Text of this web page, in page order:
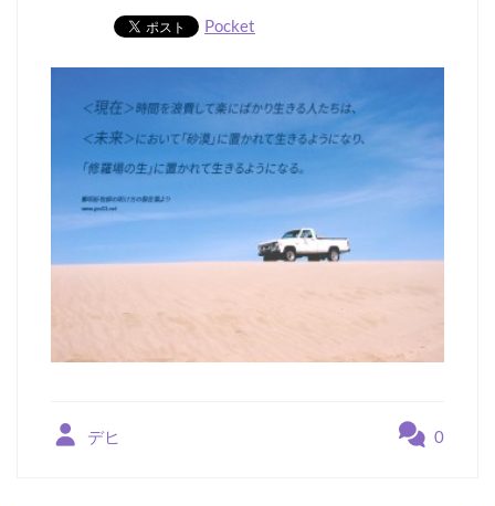
Pocket
デヒ 0